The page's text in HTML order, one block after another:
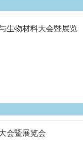
生物材料大会暨展览
会暨展览会